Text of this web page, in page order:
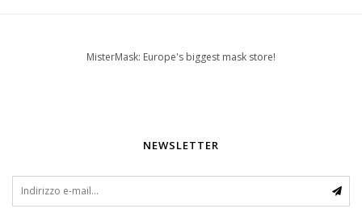
MisterMask: Europe's biggest mask store!
NEWSLETTER